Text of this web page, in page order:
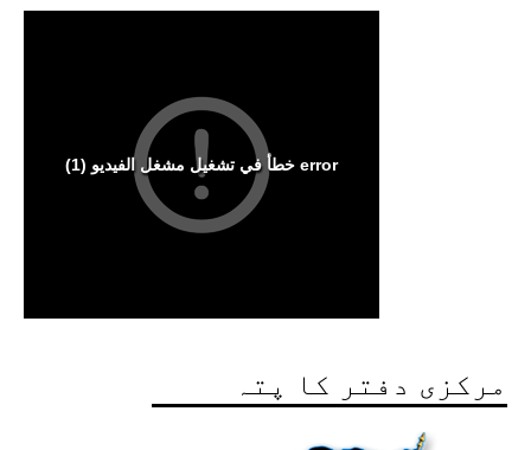
مرکزی دفتر کا پتہ